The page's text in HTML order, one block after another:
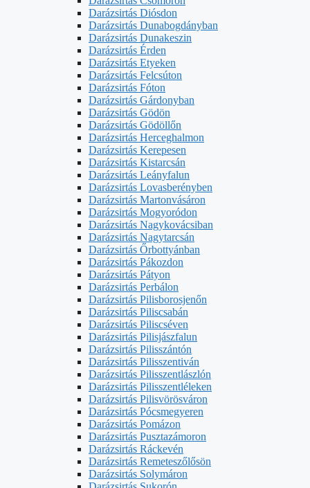
Darázsirtás Diósdon
Darázsirtás Dunabogdányban
Darázsirtás Dunakeszin
Darázsirtás Érden
Darázsirtás Etyeken
Darázsirtás Felcsúton
Darázsirtás Fóton
Darázsirtás Gárdonyban
Darázsirtás Gödön
Darázsirtás Gödöllőn
Darázsirtás Herceghalmon
Darázsirtás Kerepesen
Darázsirtás Kistarcsán
Darázsirtás Leányfalun
Darázsirtás Lovasberényben
Darázsirtás Martonvásáron
Darázsirtás Mogyoródon
Darázsirtás Nagykovácsiban
Darázsirtás Nagytarcsán
Darázsirtás Őrbottyánban
Darázsirtás Pákozdon
Darázsirtás Pátyon
Darázsirtás Perbálon
Darázsirtás Pilisborosjenőn
Darázsirtás Piliscsabán
Darázsirtás Piliscséven
Darázsirtás Pilisjászfalun
Darázsirtás Pilisszántón
Darázsirtás Pilisszentiván
Darázsirtás Pilisszentlászlón
Darázsirtás Pilisszentléleken
Darázsirtás Pilisvörösváron
Darázsirtás Pócsmegyeren
Darázsirtás Pomázon
Darázsirtás Pusztazámoron
Darázsirtás Ráckevén
Darázsirtás Remeteszőlősön
Darázsirtás Solymáron